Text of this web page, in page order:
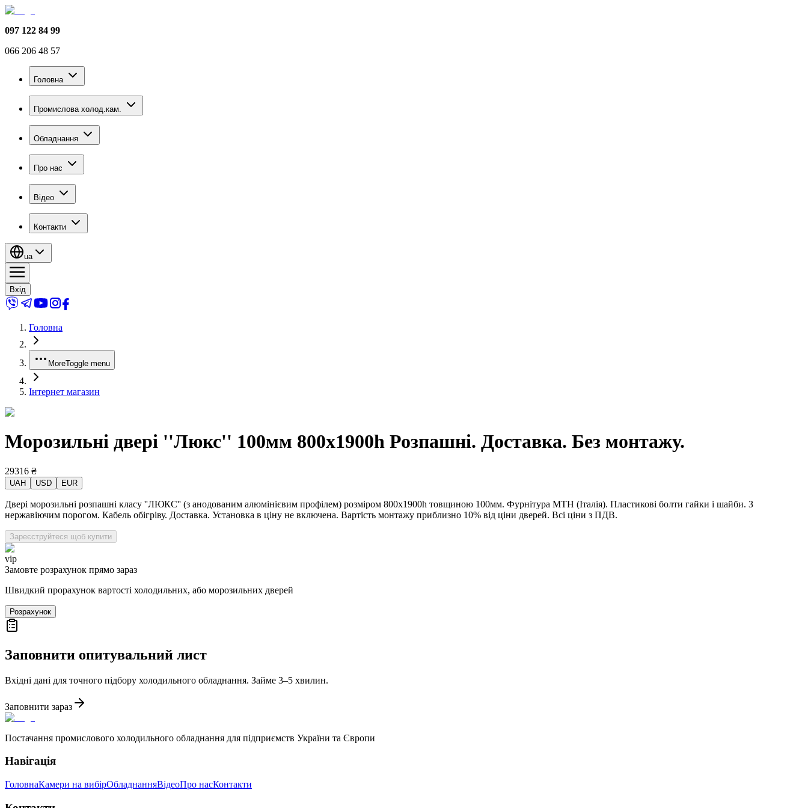
097 122 84 99
066 206 48 57
Головна
Промислова холод.кам.
Обладнання
Про нас
Відео
Контакти
ua
Вхід
Головна
MoreToggle menu
Інтернет магазин
Морозильні двері ''Люкс'' 100мм 800x1900h Розпашні. Доставка. Без монтажу.
29316 ₴
UAH USD EUR
Двері морозильні розпашні класу ''ЛЮКС'' (з анодованим алюмінієвим профілем) розміром 800х1900h товщиною 100мм. Фурнітура MTH (Італія). Пластикові болти гайки і шайби. З
нержавіючим порогом. Кабель обігріву. Доставка. Установка в ціну не включена. Вартість монтажу приблизно 10% від ціни дверей. Всі ціни з ПДВ.
Зареєструйтеся щоб купити
vip
Замовте розрахунок прямо зараз
Швидкий прорахунок вартості холодильних, або морозильних дверей
Розрахунок
Заповнити опитувальний лист
Вхідні дані для точного підбору холодильного обладнання. Займе 3–5 хвилин.
Заповнити зараз
Постачання промислового холодильного обладнання для підприємств України та Європи
Навігація
ГоловнаКамери на вибірОбладнанняВідеоПро насКонтакти